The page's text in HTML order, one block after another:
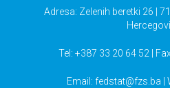
Adresa: Zelenih beretki 26 |
Tel: +387 33 20 64 52 |
Email: fedstat@fzs.ba